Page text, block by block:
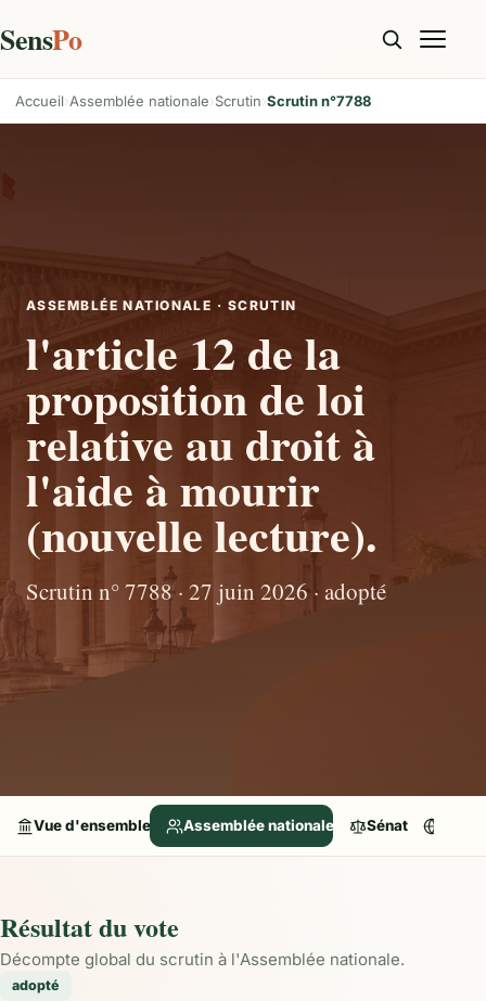
SensPo
Accueil Assemblée nationale Scrutin Scrutin n°7788
ASSEMBLÉE NATIONALE · SCRUTIN
l'article 12 de la
proposition de loi
relative au droit à
l'aide à mourir
(nouvelle lecture).
Scrutin n° 7788 · 27 juin 2026 · adopté
Vue d'ensemble Assemblée nationale Sénat
Résultat du vote
Décompte global du scrutin à l'Assemblée nationale.
adopté